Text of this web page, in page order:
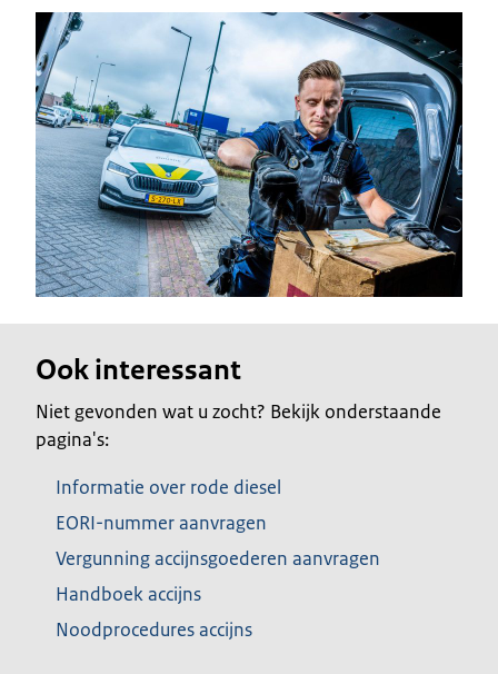
Ook interessant
Niet gevonden wat u zocht? Bekijk onderstaande
pagina's:
Informatie over rode diesel
EORI-nummer aanvragen
Vergunning accijnsgoederen aanvragen
Handboek accijns
Noodprocedures accijns